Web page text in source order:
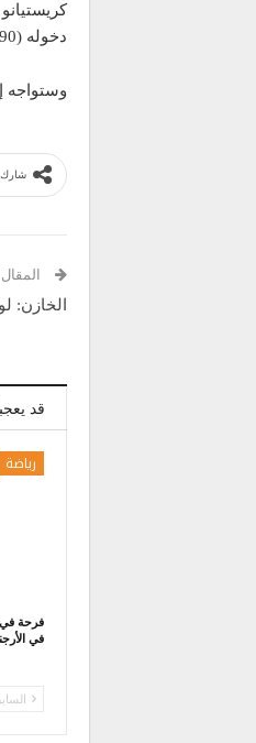
دخوله (90+1).
وستواجه
شارك
الخازن:
قد
رياضة
فرحة في
في